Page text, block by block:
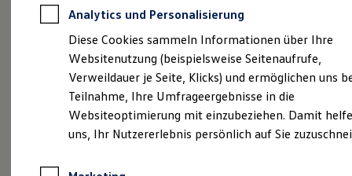
Autokredit mit Schlussrate
Versicherungen und Garantien
Kfz-Versicherung
Restschuldversicherungen
Garantien
Wartungsverträge
Geschäftskunden
Professional Class bei Volkswagen
Großkunden
Behörden
Analytics und Personalisierung
Diese Cookies sammeln Informationen über Ihre
Websitenutzung (beispielsweise Seitenaufrufe,
Verweildauer je Seite, Klicks) und ermöglichen uns
Teilnahme, Ihre Umfrageergebnisse in die
Websiteoptimierung mit einzubeziehen. Damit
uns, Ihr Nutzererlebnis persönlich auf Sie